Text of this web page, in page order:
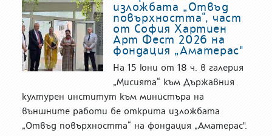
изложбата „Отвъд
повърхността“, част
от София Хартиен
Арт Фест 2026 на
фондация „Аматерас"
На 15 юни от 18 ч. в галерия
„Мисията“ към Държавния
културен институт към министъра на
външните работи бе открита изложбата
„Отвъд повърхността“ на фондация „Аматерас".